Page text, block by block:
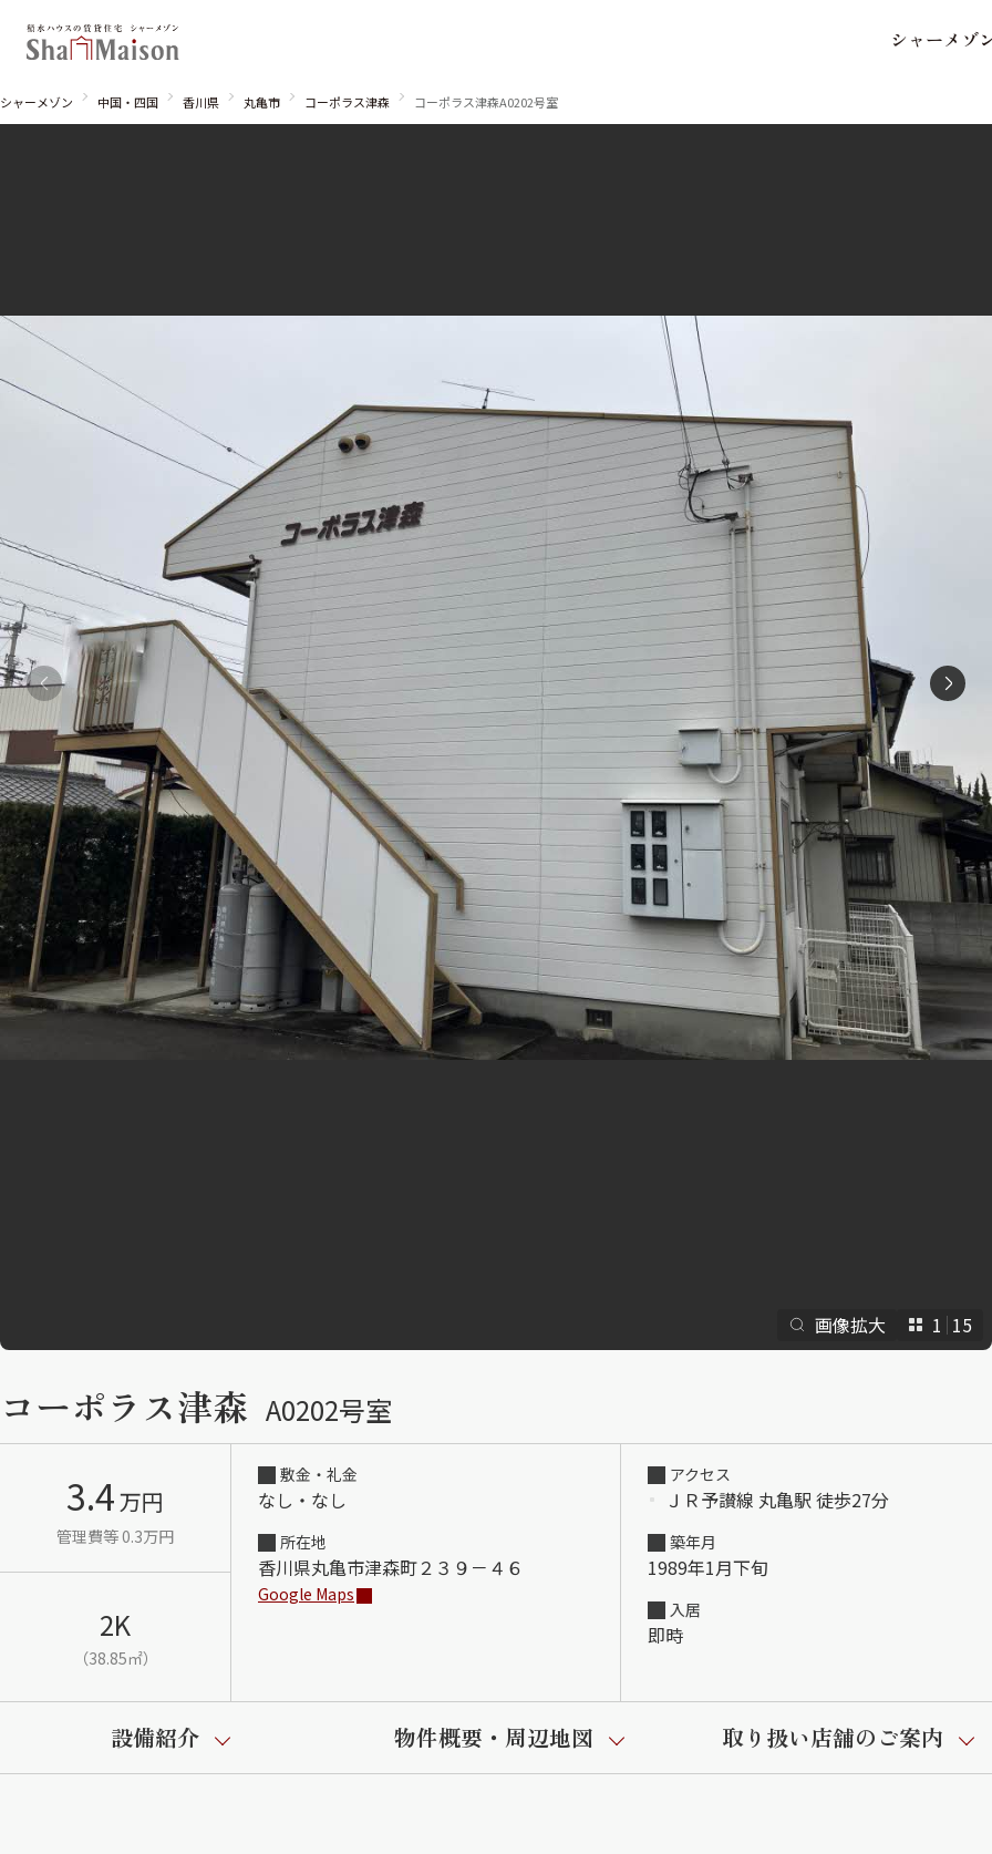
シ ャーメ ゾ
関西
中国・四国 九州
地図から探す
シャーメゾンとは シャーメゾンセレクション ルームツアー
動画ギャラリー ShaMaison STYLE
自立型サー
お問い合わ
シャーメゾ
らくらくパ
シャーメゾ
らくらくプ
シャーメゾン 中国・四国 香川県 丸亀市 コーポラス津森 コーポラス津森A0202号室
画像拡大 1 15
コーポラス津森 A0202号室
3.4万円
管理費等 0.3万円
2K
（38.85㎡）
敷金・礼金
なし・なし
所在地
香川県丸亀市津森町２３９－４６
Google Maps
アクセス
ＪＲ予讃線 丸亀駅 徒歩27分
築年月
1989年1月下旬
入居
即時
設備紹介 物件概要・周辺地図 取り扱い店舗のご案内